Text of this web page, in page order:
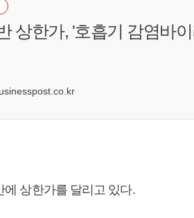
상한가, '호흡기 감염바
에 상한가를 달리고 있다.